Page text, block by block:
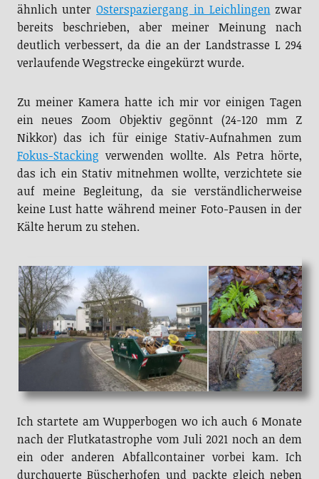
ähnlich unterOsterspaziergang in Leichlingenzwar
bereits beschrieben, aber meiner Meinung nach
deutlich verbessert, da die an der Landstrasse L 294
verlaufende Wegstrecke eingekürzt wurde.
Zu meiner Kamera hatte ich mir vor einigen Tagen
ein neues Zoom Objektiv gegönnt (24-120 mm Z
Nikkor) das ich für einige Stativ-Aufnahmen zum
Fokus-Stacking verwenden wollte. Als Petra hörte,
das ich ein Stativ mitnehmen wollte, verzichtete sie
auf meine Begleitung, da sie verständlicherweise
keine Lust hatte während meiner Foto-Pausen in der
Kälte herum zu stehen.
Ich startete am Wupperbogen wo ich auch 6 Monate
nach der Flutkatastrophe vom Juli 2021 noch an dem
ein oder anderen Abfallcontainer vorbei kam. Ich
durchquerte Büscherhofen und packte gleich neben